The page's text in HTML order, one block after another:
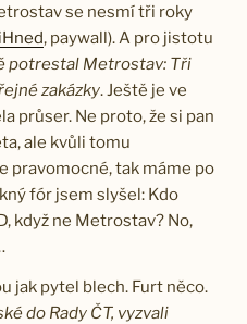
se nesmí tři roky
iHned, paywall). A pro jistotu
potrestal Metrostav: Tři
zakázky. Ještě je ve
průser. Ne proto, že si pan
ale kvůli tomu
pravomocné, tak máme po
fór jsem slyšel: Kdo
když ne Metrostav? No,
jak pytel blech. Furt něco.
do Rady ČT, vyzvali